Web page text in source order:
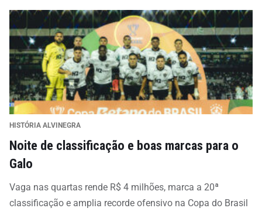
HISTÓRIA ALVINEGRA
Noite de classificação e boas marcas para o
Galo
Vaga nas quartas rende R$ 4 milhões, marca a 20ª
classificação e amplia recorde ofensivo na Copa do Brasil